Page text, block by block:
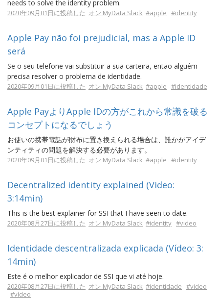
needs to solve the identity problem.
2020年09月01日に投稿した オン MyData Slack #apple #identity
Apple Pay não foi prejudicial, mas a Apple ID
será
Se o seu telefone vai substituir a sua carteira, então alguém
precisa resolver o problema de identidade.
2020年09月01日に投稿した オン MyData Slack #apple #identidade
Apple PayよりApple IDの方がこれから常識を破る
コンセプトになるでしょう
お使いの携帯電話が財布に置き換えられる場合は、誰かがアイデ
ンティティの問題を解決する必要があります。
2020年09月01日に投稿した オン MyData Slack #apple #identity
Decentralized identity explained (Video:
3:14min)
This is the best explainer for SSI that I have seen to date.
2020年08月27日に投稿した オン MyData Slack #identity #video
Identidade descentralizada explicada (Vídeo: 3:
14min)
Este é o melhor explicador de SSI que vi até hoje.
2020年08月27日に投稿した オン MyData Slack #identidade #video
#vídeo